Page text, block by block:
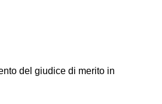
del giudice di merito in